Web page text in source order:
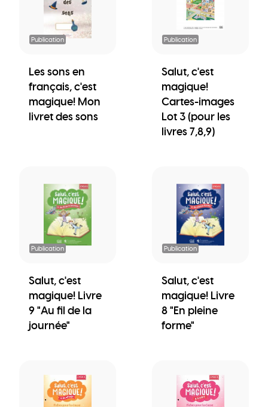
Publication
Les sons en
français, c'est
magique! Mon
livret des sons
Publication
Salut, c'est
magique!
Cartes-images
Lot 3 (pour les
livres 7,8,9)
Publication
Salut, c'est
magique! Livre
9 "Au fil de la
journée"
Publication
Salut, c'est
magique! Livre
8 "En pleine
forme"